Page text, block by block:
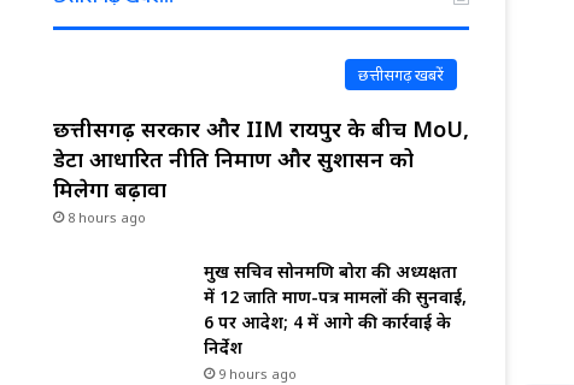
छत्तीसगढ़ खबरें
छत्तीसगढ़ सरकार और IIM रायपुर के बीच MoU,
डेटा आधारित नीति निर्माण और सुशासन को
मिलेगा बढ़ावा
8 hours ago
प्रमुख सचिव सोनमणि बोरा की अध्यक्षता
में 12 जाति प्रमाण-पत्र मामलों की सुनवाई,
6 पर आदेश; 4 में आगे की कार्रवाई के
निर्देश
9 hours ago